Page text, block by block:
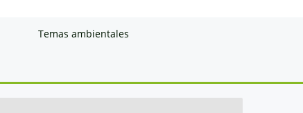
Temas ambientales